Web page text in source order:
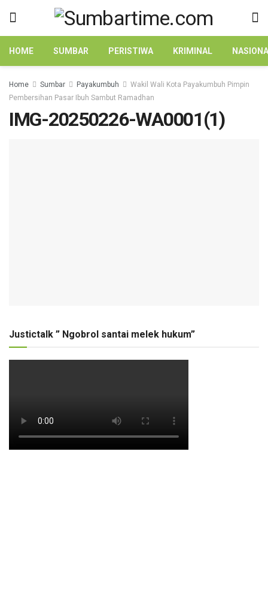
HOME SUMBAR PERISTIWA KRIMINAL
Home Sumbar Payakumbuh
Wakil Wali Kota Payakumbuh Pimpin
Pembersihan Pasar Ibuh Sambut Ramadhan
IMG-20250226-WA0001(1)
Justictalk ” Ngobrol santai melek hukum”